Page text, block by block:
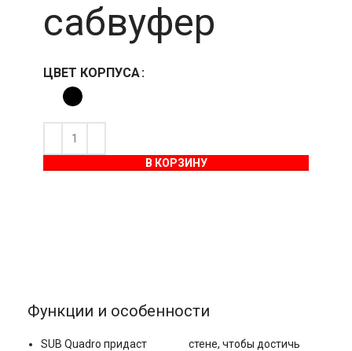
сабвуфер
ЦВЕТ КОРПУСА
В КОРЗИНУ
Функции и особенности
SUB Quadro придаст
стене, чтобы достичь